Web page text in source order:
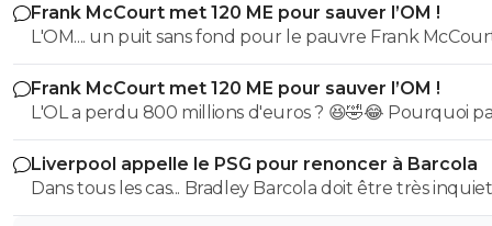
et bon vent a lui pour le reste de sa carrière ...
Frank McCourt met 120 ME pour sauver l’OM !
L'OM.... un puit sans fond pour le pauvre Frank
Frank McCourt met 120 ME pour sauver l’OM !
L'OL a perdu 800 millions d'euros ? 😆🤣😂 Pourquoi pas un
milliard tant que tu y es ! ^^
Liverpool appelle le PSG pour renoncer à Barcola
Dans tous les cas... Bradley Barcola doit être très inquiet.
qui est vraiment compréhensible lorsque l'on sait